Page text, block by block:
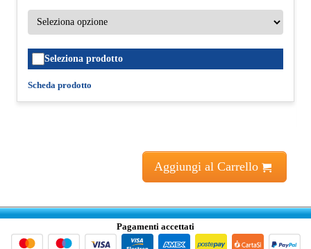
Seleziona prodotto
Scheda prodotto
Aggiungi al Carrello
Pagamenti accettati